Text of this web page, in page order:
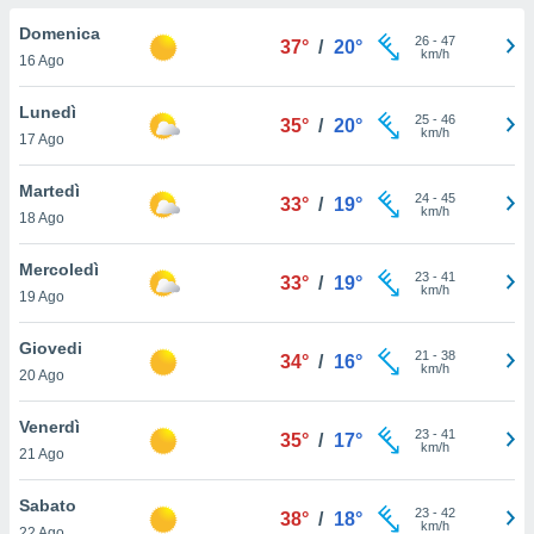
al sito
nostri
ci
di
un
la
di esso.
nella
Domenica
16 Ago
37° / 20° 26- 47
km/h
Lunedì
17 Ago
35° / 20° 25- 46
km/h
Martedì
18 Ago
33° / 19° 24- 45
km/h
Mercoledì
19 Ago
33° / 19° 23- 41
km/h
Giovedi
20 Ago
34° / 16° 21 - 38
km/h
Venerdì
21 Ago
35° / 17° 23- 41
km/h
Sabato
38° / 18° 23- 42
km/h